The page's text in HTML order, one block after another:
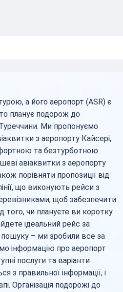
а його аеропорт (ASR) є
планує подорож до
Ми пропонуємо
з аеропорту Кайсері,
та безтурботною.
авіаквитки з аеропорту
порівняти пропозиції від
що виконують рейси з
щоб забезпечити
того, чи плануєте ви коротку
ідеальний рейс за
пошуку – ми зробили все за
інформацію про аеропорт
послуги та варіанти
з правильної інформації, і
Організація подорожі до